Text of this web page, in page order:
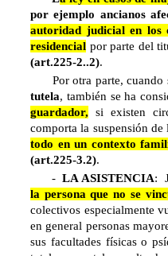
por ejemplo ancianos
autoridad judicial en los
residencial por parte del
(art.225-2..2).
Por otra parte, cuando
tutela, también se ha
guardador, si existen
comporta la suspensión
todo en un contexto
(art.225-3.2).
-LA ASISTENCIA:
la persona que no se
colectivos especialmente
en general personas
sus facultades físicas o